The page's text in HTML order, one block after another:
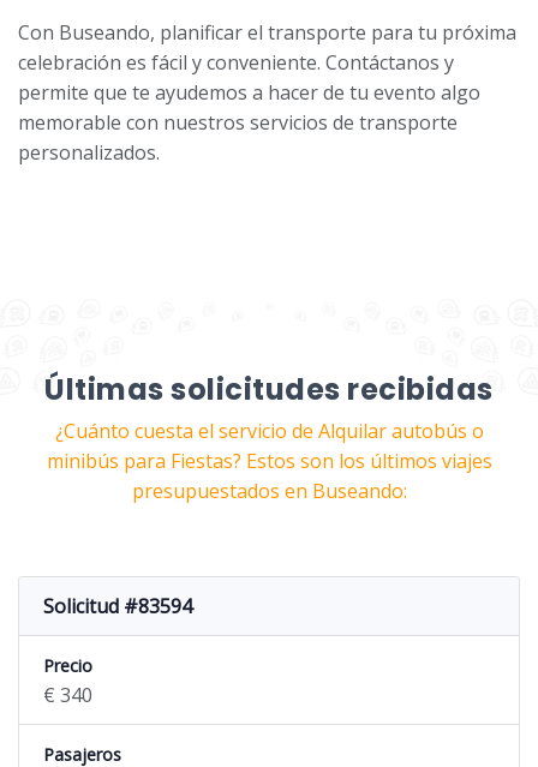
Con Buseando, planificar el transporte para tu próxima
celebración es fácil y conveniente. Contáctanos y
permite que te ayudemos a hacer de tu evento algo
memorable con nuestros servicios de transporte
personalizados.
Últimas solicitudes recibidas
¿Cuánto cuesta el servicio de Alquilar autobús o
minibús para Fiestas? Estos son los últimos viajes
presupuestados en Buseando:
Solicitud #83594
Precio
€ 340
Pasajeros